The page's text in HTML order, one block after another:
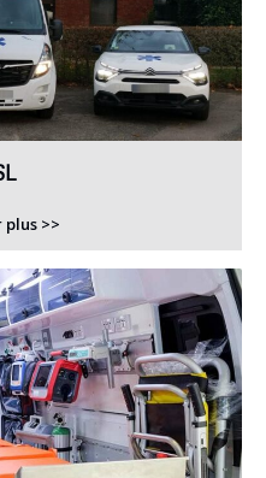
plus >>